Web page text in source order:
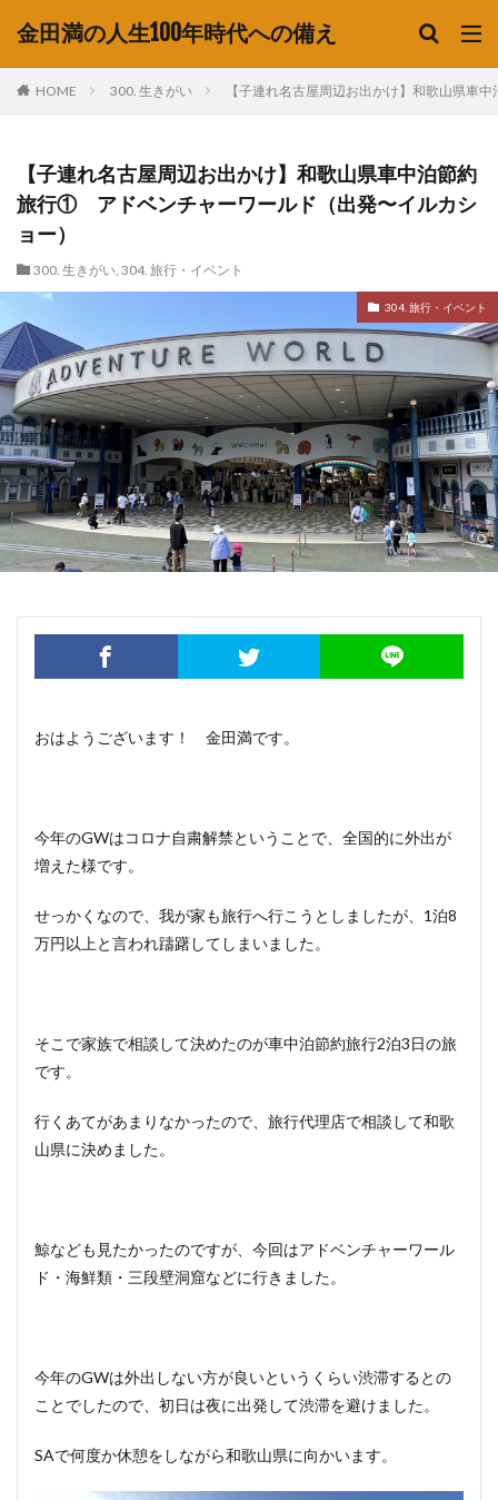
金田満の人生100年時代への備え
HOME 300. 生きがい 【子連れ名古屋周辺お出かけ】和歌山県
【子連れ名古屋周辺お出かけ】和歌山県車中泊節約
旅行① アドベンチャーワールド（出発〜イルカシ
ョー）
300. 生きがい, 304. 旅行・イベント
304. 旅行・イベント
おはようございます！ 金田満です。
今年のGWはコロナ自粛解禁ということで、全国的に外出が
増えた様です。
せっかくなので、我が家も旅行へ行こうとしましたが、1泊8
万円以上と言われ躊躇してしまいました。
そこで家族で相談して決めたのが車中泊節約旅行2泊3日の旅
です。
行くあてがあまりなかったので、旅行代理店で相談して和歌
山県に決めました。
鯨なども見たかったのですが、今回はアドベンチャーワール
ド・海鮮類・三段壁洞窟などに行きました。
今年のGWは外出しない方が良いというくらい渋滞するとの
ことでしたので、初日は夜に出発して渋滞を避けました。
SAで何度か休憩をしながら和歌山県に向かいます。